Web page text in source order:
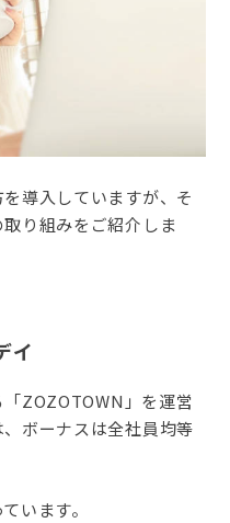
導入していますが、そ
り組みをご紹介しま
イ
ZOZOTOWN」を運営
ボーナスは全社員均等
います。